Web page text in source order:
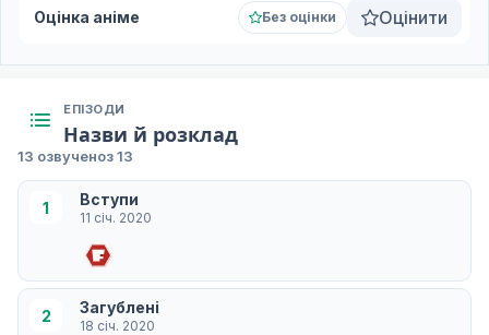
Оцінка аніме Без оцінки Оцінити
ЕПІЗОДИ
Назви й розклад
13 озвученоз 13
1 Вступи
11 січ. 2020
2 Загублені
18 січ. 2020